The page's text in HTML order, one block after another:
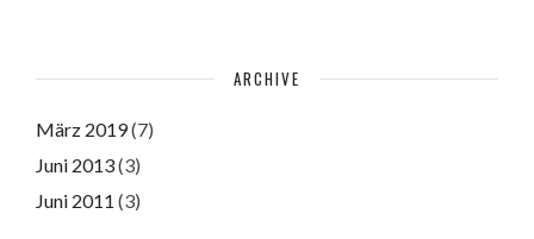
ARCHIVE
März 2019(7)
Juni 2013(3)
Juni 2011 (3)